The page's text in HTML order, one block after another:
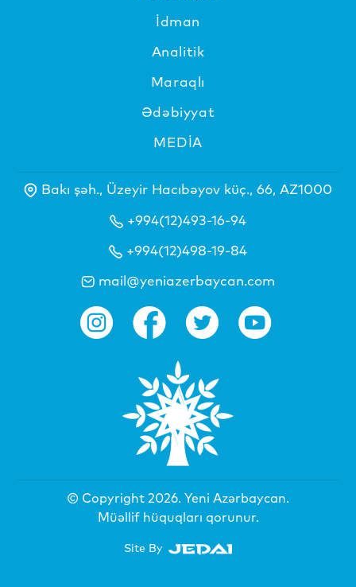
İdman
Analitik
Maraqlı
Ədəbiyyat
MEDİA
Bakı şəh., Üzeyir Hacıbəyov küç., 66, AZ1000
+994(12)493-16-94
+994(12)498-19-84
mail@yeniazerbaycan.com
© Copyright 2026. Yeni Azərbaycan.
Müəllif hüquqları qorunur.
Site By